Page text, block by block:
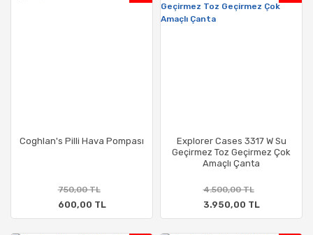
Coghlan's Pilli Hava Pompası
750,00 TL
600,00 TL
Explorer Cases 3317 W Su
Geçirmez Toz Geçirmez Çok
Amaçlı Çanta
4.500,00 TL
3.950,00 TL